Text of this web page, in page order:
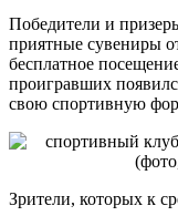
Победители и
приятные сувениры
бесплатное
проигравших
свою спортивную
Зрители, которых к